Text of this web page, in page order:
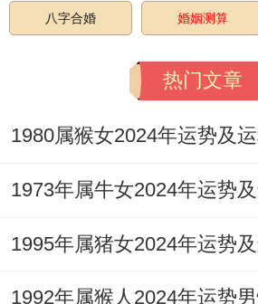
提升40%...
单身者10月的木星拱月相位
学空间邂逅优质伴侣的概率
绿色系穿搭能激活潜再贵人
健康防线:预警为你的智慧搭
刃"双凶星加持下 - 说真的6
同比上升30%.
八字合婚 婚姻测算
热门文章